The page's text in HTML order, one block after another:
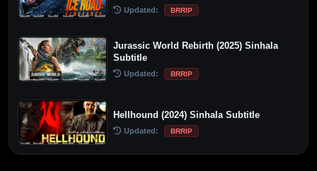
Updated: BRRIP
Jurassic World Rebirth (2025) Sinhala
Subtitle
Updated: BRRIP
Hellhound (2024) Sinhala Subtitle
Updated: BRRIP